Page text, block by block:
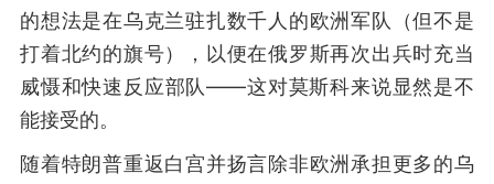
的想法是在乌克兰驻扎数千人的欧洲军队（但不是
打着北约的旗号），以便在俄罗斯再次出兵时充当
威慑和快速反应部队——这对莫斯科来说显然是不
能接受的。
随着特朗普重返白宫并扬言除非欧洲承担更多的乌